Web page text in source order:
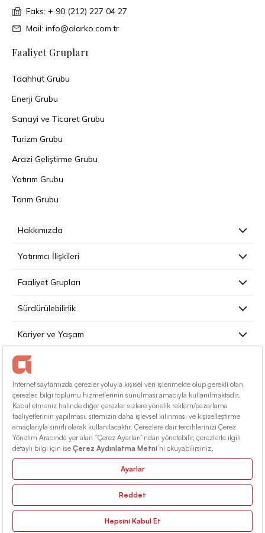
Faks: + 90 (212) 227 04 27
Mail: info@alarko.com.tr
Faaliyet Grupları
Taahhüt Grubu
Enerji Grubu
Sanayi ve Ticaret Grubu
Turizm Grubu
Arazi Geliştirme Grubu
Yatırım Grubu
Tarım Grubu
Hakkımızda
Yatırımcı İlişkileri
Faaliyet Grupları
Sürdürülebilirlik
Kariyer ve Yaşam
Basın
İletişim
Türkçe
Kullanım Koşulları
Bilgi Toplumu Hizmetleri
© 2026 Alarko Holding. Tüm Hakları Saklıdır